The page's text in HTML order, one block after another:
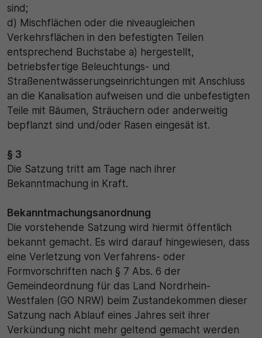
sind;
d) Mischflächen oder die niveaugleichen
Verkehrsflächen in den befestigten Teilen
entsprechend Buchstabe a) hergestellt,
betriebsfertige Beleuchtungs- und
Straßenentwässerungseinrichtungen mit Anschluss
an die Kanalisation aufweisen und die unbefestigten
Teile mit Bäumen, Sträuchern oder anderweitig
bepflanzt sind und/oder Rasen eingesät ist.
§ 3
Die Satzung tritt am Tage nach ihrer
Bekanntmachung in Kraft.
Bekanntmachungsanordnung
Die vorstehende Satzung wird hiermit öffentlich
bekannt gemacht. Es wird darauf hingewiesen, dass
eine Verletzung von Verfahrens- oder
Formvorschriften nach § 7 Abs. 6 der
Gemeindeordnung für das Land Nordrhein-
Westfalen (GO NRW) beim Zustandekommen dieser
Satzung nach Ablauf eines Jahres seit ihrer
Verkündung nicht mehr geltend gemacht werden